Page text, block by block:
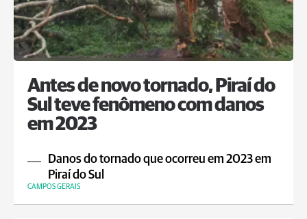
Antes de novo tornado, Piraí do
Sul teve fenômeno com danos
em 2023
Danos do tornado que ocorreu em 2023 em
Piraí do Sul
CAMPOS GERAIS